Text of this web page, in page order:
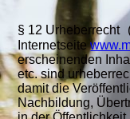
§ 12 Urheberrecht
Internetseite
erscheinenden
etc. sind
damit die
Nachbildung,